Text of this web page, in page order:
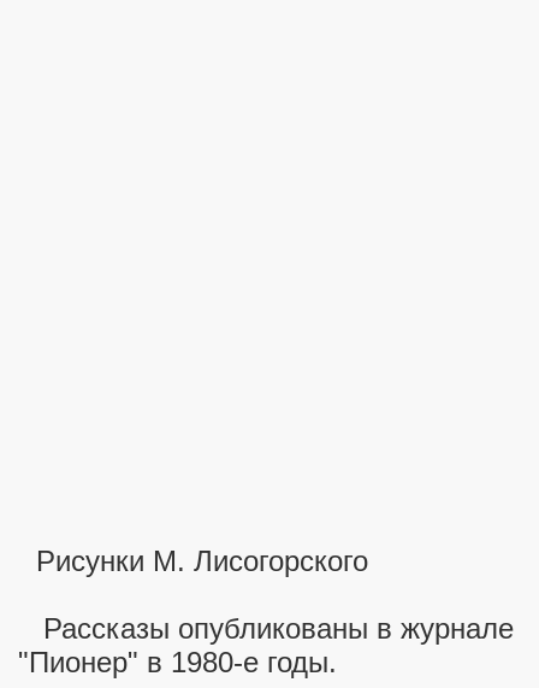
Рисунки М. Лисогорского
Рассказы опубликованы в журнале
"Пионер" в 1980-е годы.